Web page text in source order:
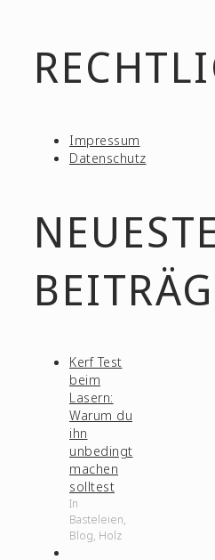
Impressum
Datenschutz
NEUESTE
Kerf Test
beim
Lasern:
Warum du
ihn
unbedingt
machen
solltest
In
Basteleien,
Blog, Holz